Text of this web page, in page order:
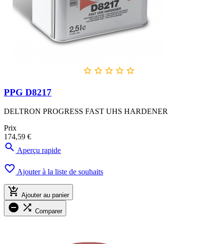
    
PPG D8217
DELTRON PROGRESS FAST UHS HARDENER
Prix
174,59 €
 Aperçu rapide
 Ajouter à la liste de souhaits
 Ajouter au panier
  Comparer